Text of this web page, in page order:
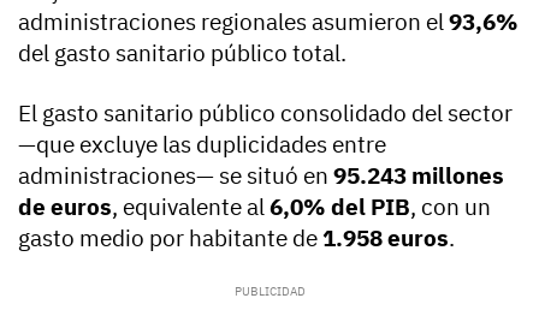
administraciones regionales asumieron el 93,6%
del gasto sanitario público total.
El gasto sanitario público consolidado del sector
—que excluye las duplicidades entre
administraciones— se situó en 95.243 millones
de euros, equivalente al 6,0% del PIB, con un
gasto medio por habitante de 1.958 euros.